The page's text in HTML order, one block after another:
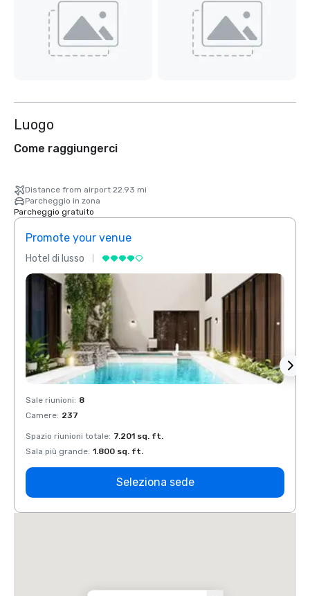
Luogo
Come raggiungerci
Distance from airport 22.93 mi
Parcheggio in zona
Parcheggio gratuito
Promote your venue
Hotel di lusso
Sale riunioni: 8
Camere: 237
Spazio riunioni totale: 7.201 sq. ft.
Sala più grande: 1.800 sq. ft.
Seleziona sede